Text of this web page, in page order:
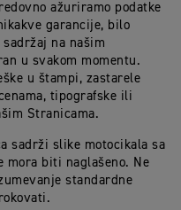
ažuriramo podatke
garancije, bilo
na našim
u svakom momentu.
u štampi, zastarele
tipografske ili
Stranicama.
sadrži slike motocikala sa
mora biti naglašeno. Ne
standardne